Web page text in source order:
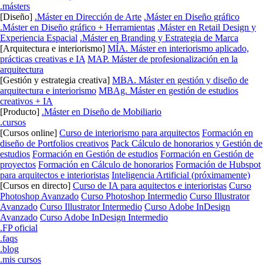
.másters
[Diseño] .Máster en Dirección de Arte .Máster en Diseño gráfico
.Máster en Diseño gráfico + Herramientas .Máster en Retail Design y
Experiencia Espacial .Máster en Branding y Estrategia de Marca
[Arquitectura e interiorismo] MÍA. Máster en interiorismo aplicado,
prácticas creativas e IA MAP. Máster de profesionalización en la
arquitectura
[Gestión y estrategia creativa] MBA. Máster en gestión y diseño de
arquitectura e interiorismo MBAg. Máster en gestión de estudios
creativos + IA
[Producto] .Máster en Diseño de Mobiliario
.cursos
[Cursos online] Curso de interiorismo para arquitectos Formación en
diseño de Portfolios creativos Pack Cálculo de honorarios y Gestión de
estudios Formación en Gestión de estudios Formación en Gestión de
proyectos Formación en Cálculo de honorarios Formación de Hubspot
para arquitectos e interioristas Inteligencia Artificial (próximamente)
[Cursos en directo] Curso de IA para aquitectos e interioristas Curso
Photoshop Avanzado Curso Photoshop Intermedio Curso Illustrator
Avanzado Curso Illustrator Intermedio Curso Adobe InDesign
Avanzado Curso Adobe InDesign Intermedio
.FP oficial
.faqs
.blog
.mis cursos